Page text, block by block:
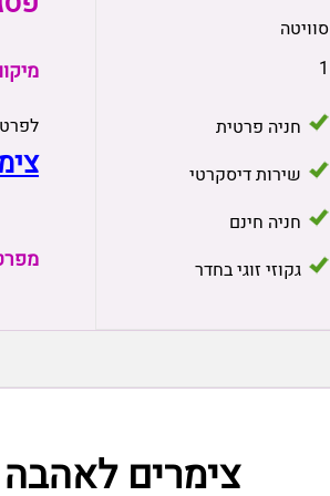
סוויטה
1
חניה פרטית
שירות דיסקרטי
חניה חינם
גקוזי זוגי בחדר
צימרים